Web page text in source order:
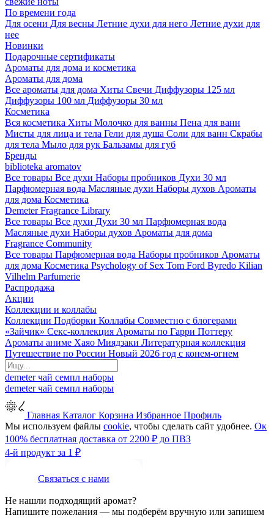
По времени года
Для осени Для весны Летние духи для него Летние духи для
нее
Новинки
Подарочные сертификаты
Ароматы для дома и косметика
Ароматы для дома
Все ароматы для дома Хиты Свечи Диффузоры 125 мл
Диффузоры 100 мл Диффузоры 30 мл
Косметика
Вся косметика Хиты Молочко для ванны Пена для ванн
Мисты для лица и тела Гели для душа Соли для ванн Скрабы
для тела Мыло для рук Бальзамы для губ
Бренды
biblioteka aromatov
Все товары Все духи Наборы пробников Духи 30 мл
Парфюмерная вода Масляные духи Наборы духов Ароматы
для дома Косметика
Demeter Fragrance Library
Все товары Все духи Духи 30 мл Парфюмерная вода
Масляные духи Наборы духов Ароматы для дома
Fragrance Community
Все товары Парфюмерная вода Наборы пробников Ароматы
для дома Косметика Psychology of Sex Tom Ford Byredo Kilian
Vilhelm Parfumerie
Распродажа
Акции
Коллекции и коллабы
Коллекции Подборки Коллабы Совместно с блогерами
«Зайчик» Секс-коллекция Ароматы по Гарри Поттеру
Ароматы аниме Хаяо Миядзаки Литературная коллекция
Путешествие по России Новый 2026 год с конем-огнем
demeterчай семпл наборы
demeterчай семпл наборы
Главная Каталог Корзина Избранное Профиль
Мы используем файлы cookie, чтобы сделать сайт удобнее. Ок
100% бесплатная доставка от 2200 ₽ до ПВЗ
4-й продукт за 1 ₽
Связаться с нами
Не нашли подходящий аромат?
Напишите пожелания — мы подберём вручную или запишем